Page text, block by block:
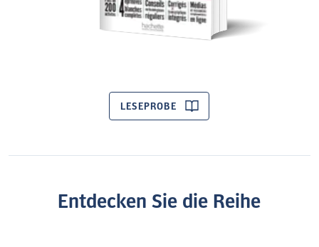
LESEPROBE
Entdecken Sie die Reihe